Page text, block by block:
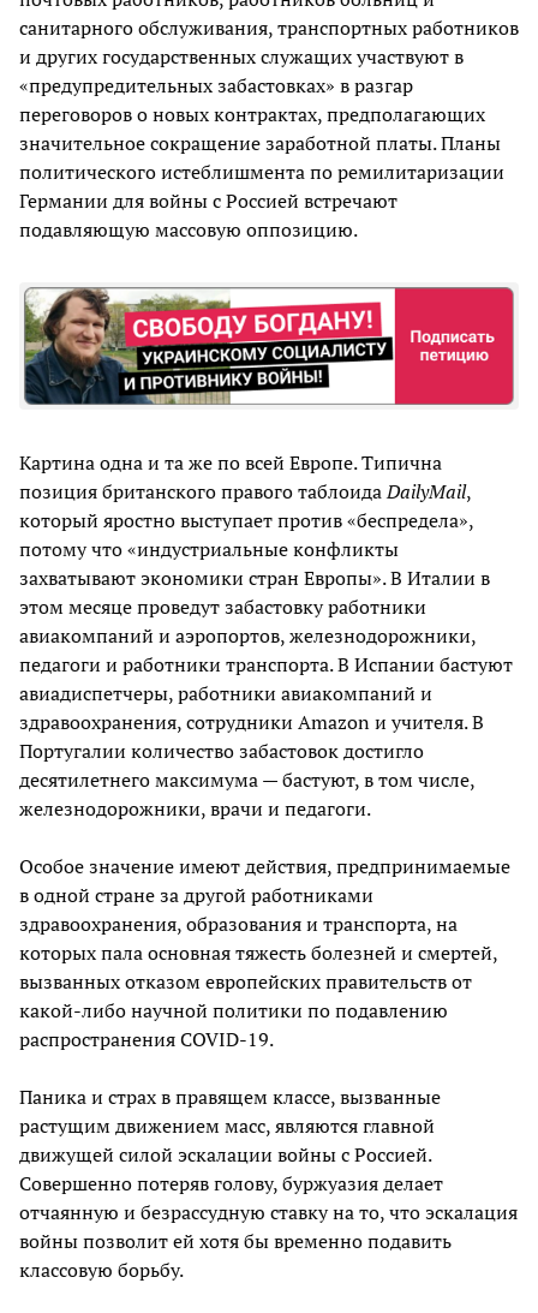
санитарного обслуживания, транспортных работников
и других государственных служащих участвуют в
«предупредительных забастовках» в разгар
переговоров о новых контрактах, предполагающих
значительное сокращение заработной платы. Планы
политического истеблишмента по ремилитаризации
Германии для войны с Россией встречают
подавляющую массовую оппозицию.
Картина одна и та же по всей Европе. Типична
позиция британского правого таблоидаDailyMail,
который яростно выступает против «беспредела»,
потому что «индустриальные конфликты
захватывают экономики стран Европы». В Италии в
этом месяце проведут забастовку работники
авиакомпаний и аэропортов, железнодорожники,
педагоги и работники транспорта. В Испании бастуют
авиадиспетчеры, работники авиакомпаний и
здравоохранения, сотрудники Amazon и учителя. В
Португалии количество забастовок достигло
десятилетнего максимума — бастуют, в том числе,
железнодорожники, врачи и педагоги.
Особое значение имеют действия, предпринимаемые
в одной стране за другой работниками
здравоохранения, образования и транспорта, на
которых пала основная тяжесть болезней и смертей,
вызванных отказом европейских правительств от
какой-либо научной политики по подавлению
распространения COVID-19.
Паника и страх в правящем классе, вызванные
растущим движением масс, являются главной
движущей силой эскалации войны с Россией.
Совершенно потеряв голову, буржуазия делает
отчаянную и безрассудную ставку на то, что эскалация
войны позволит ей хотя бы временно подавить
классовую борьбу.